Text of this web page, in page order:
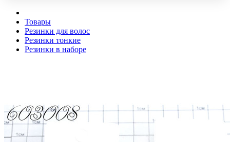
Товары
Резинки для волос
Резинки тонкие
Резинки в наборе